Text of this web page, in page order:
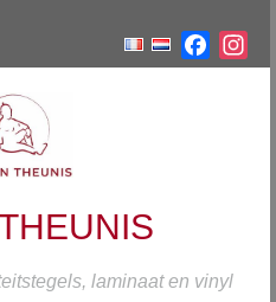
laminaat en vinyl